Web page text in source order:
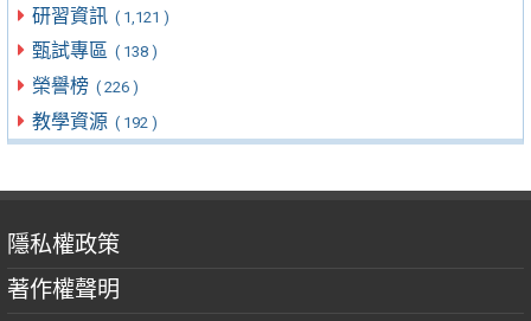
研習資訊 ( 1,121 )
甄試專區 ( 138 )
榮譽榜 ( 226 )
教學資源 ( 192 )
隱私權政策
著作權聲明